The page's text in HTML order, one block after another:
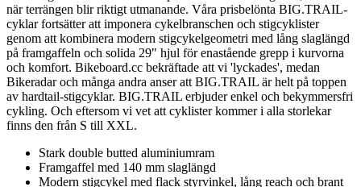
när terrängen blir riktigt utmanande. Våra prisbelönta BIG.TRAIL-
cyklar fortsätter att imponera cykelbranschen och stigcyklister
genom att kombinera modern stigcykelgeometri med lång slaglängd
på framgaffeln och solida 29" hjul för enastående grepp i kurvorna
och komfort. Bikeboard.cc bekräftade att vi 'lyckades', medan
Bikeradar och många andra anser att BIG.TRAIL är helt på toppen
av hardtail-stigcyklar. BIG.TRAIL erbjuder enkel och bekymmersfri
cykling. Och eftersom vi vet att cyklister kommer i alla storlekar
finns den från S till XXL.
Stark double butted aluminiumram
Framgaffel med 140 mm slaglängd
Modern stigcykel med flack styrvinkel, lång reach och brant